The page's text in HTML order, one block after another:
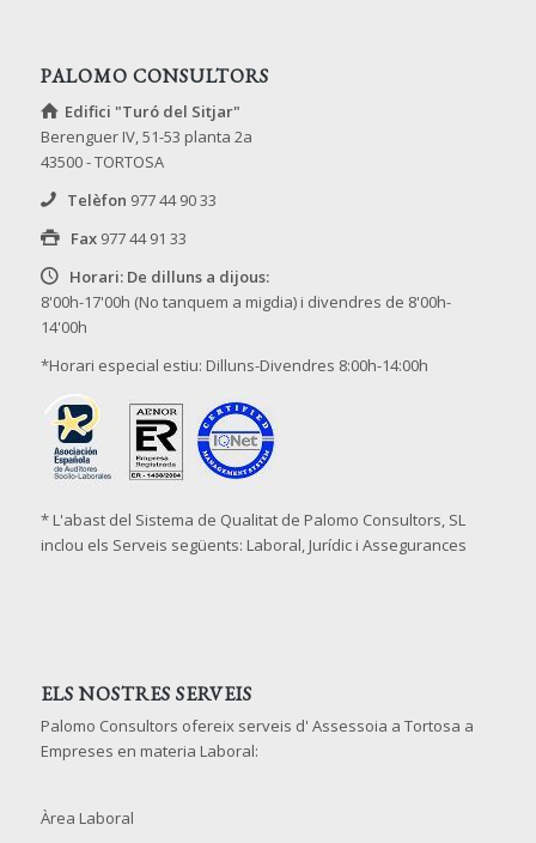
PALOMO CONSULTORS
Edifici "Turó del Sitjar"
Berenguer IV, 51-53 planta 2a
43500 - TORTOSA
Telèfon 977 44 90 33
Fax 977 44 91 33
Horari: De dilluns a dijous:
8'00h-17'00h (No tanquem a migdia) i divendres de 8'00h-
14'00h
*Horari especial estiu: Dilluns-Divendres 8:00h-14:00h
* L'abast del Sistema de Qualitat de Palomo Consultors, SL
inclou els Serveis següents: Laboral, Jurídic i Assegurances
ELS NOSTRES SERVEIS
Palomo Consultors ofereix serveis d' Assessoia a Tortosa a
Empreses en materia Laboral:
Àrea Laboral